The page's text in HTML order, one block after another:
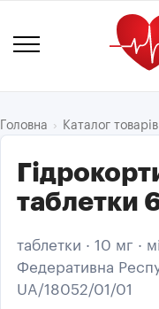
Головна Каталог товарів
таблетки
таблетки · 10 мг ·
Федеративна
UA/18052/01/01